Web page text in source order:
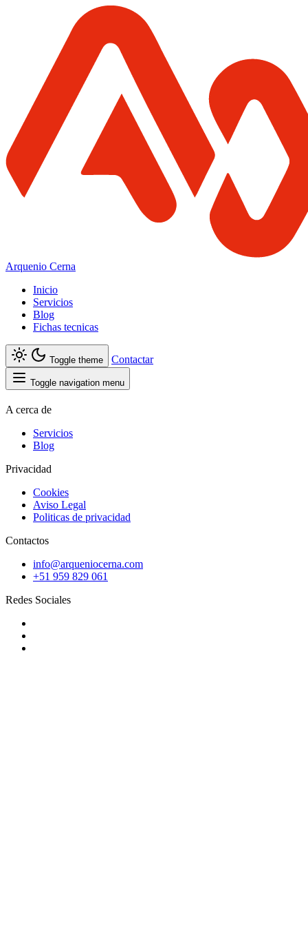
Arquenio Cerna
Inicio
Servicios
Blog
Fichas tecnicas
Toggle theme Contactar
Toggle navigation menu
A cerca de
Servicios
Blog
Privacidad
Cookies
Aviso Legal
Politicas de privacidad
Contactos
info@arqueniocerna.com
+51 959 829 061
Redes Sociales